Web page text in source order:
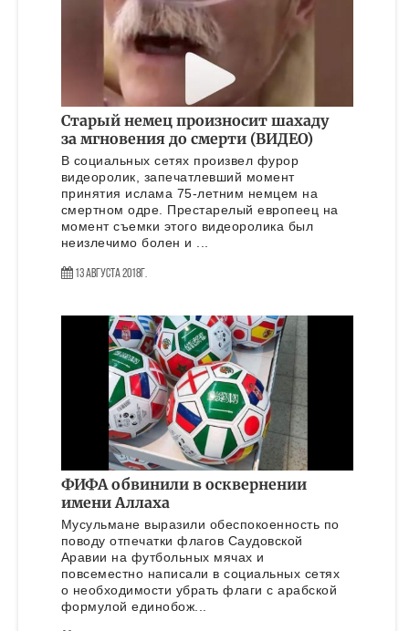
Старый немец произносит шахаду
за мгновения до смерти (ВИДЕО)
В социальных сетях произвел фурор
видеоролик, запечатлевший момент
принятия ислама 75-летним немцем на
смертном одре. Престарелый европеец на
момент съемки этого видеоролика был
неизлечимо болен и ...
13 Августа 2018г.
ФИФА обвинили в осквернении
имени Аллаха
Мусульмане выразили обеспокоенность по
поводу отпечатки флагов Саудовской
Аравии на футбольных мячах и
повсеместно написали в социальных сетях
о необходимости убрать флаги с арабской
формулой единобож...